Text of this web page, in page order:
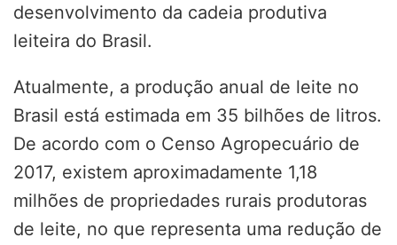
desenvolvimento da cadeia produtiva
leiteira do Brasil.
Atualmente, a produção anual de leite no
Brasil está estimada em 35 bilhões de litros.
De acordo com o Censo Agropecuário de
2017, existem aproximadamente 1,18
milhões de propriedades rurais produtoras
de leite, no que representa uma redução de